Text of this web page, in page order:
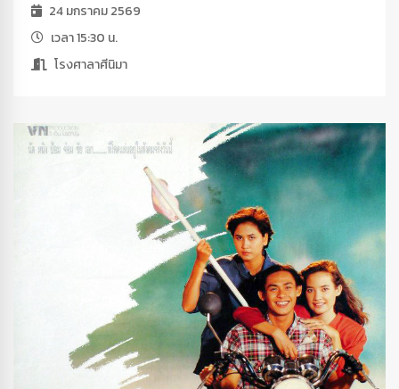
24 มกราคม 2569
เวลา 15:30 น.
โรงศาลาศีนิมา